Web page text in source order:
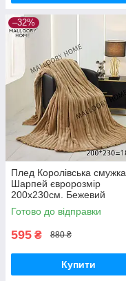
–32%
Плед Королівська смужка
Шарпей євророзмір
200х230см. Бежевий
Готово до відправки
595 ₴ 880 ₴
Купити